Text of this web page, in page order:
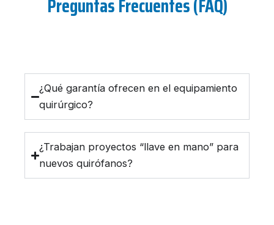
Preguntas Frecuentes (FAQ)
¿Qué garantía ofrecen en el equipamiento
quirúrgico?
¿Trabajan proyectos “llave en mano” para
nuevos quirófanos?